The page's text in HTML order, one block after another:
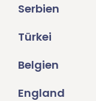
Serbien
Türkei
Belgien
England